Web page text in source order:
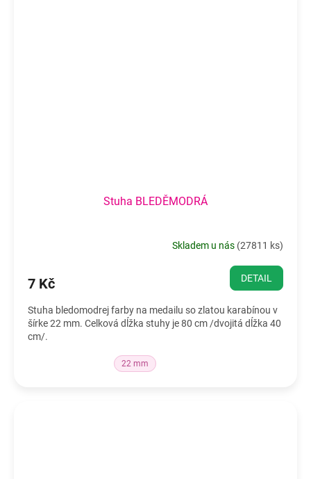
Stuha BLEDĚMODRÁ
Skladem u nás (27811 ks)
7 Kč DETAIL
Stuha bledomodrej farby na medailu so zlatou karabínou v
šírke 22 mm. Celková dĺžka stuhy je 80 cm /dvojitá dĺžka 40
cm/.
22 mm